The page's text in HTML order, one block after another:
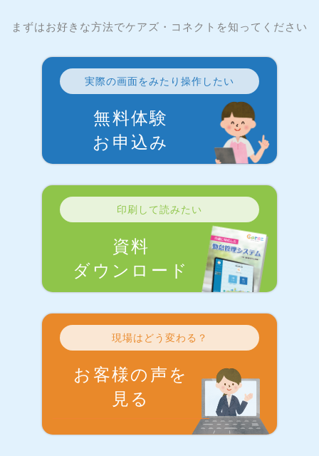
まずはお好きな方法でケアズ・コネクトを知ってください
実際の画面をみたり操作したい
無料体験
お申込み
印刷して読みたい
資料
ダウンロード
現場はどう変わる？
お客様の声を
見る